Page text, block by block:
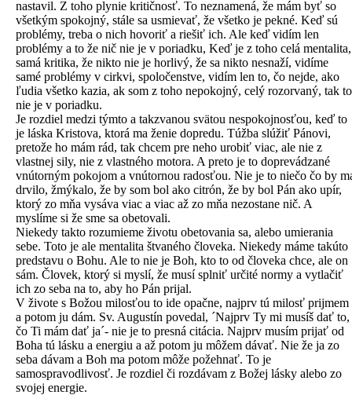
nastavil. Z toho plynie kritičnosť. To neznamená, že mám byť so
všetkým spokojný, stále sa usmievať, že všetko je pekné. Keď sú
problémy, treba o nich hovoriť a riešiť ich. Ale keď vidím len
problémy a to že nič nie je v poriadku, Keď je z toho celá mentalita,
samá kritika, že nikto nie je horlivý, že sa nikto nesnaží, vidíme
samé problémy v cirkvi, spoločenstve, vidím len to, čo nejde, ako
ľudia všetko kazia, ak som z toho nepokojný, celý rozorvaný, tak to
nie je v poriadku.
Je rozdiel medzi týmto a takzvanou svätou nespokojnosťou, keď to
je láska Kristova, ktorá ma ženie dopredu. Túžba slúžiť Pánovi,
pretože ho mám rád, tak chcem pre neho urobiť viac, ale nie z
vlastnej sily, nie z vlastného motora. A preto je to doprevádzané
vnútorným pokojom a vnútornou radosťou. Nie je to niečo čo by
drvilo, žmýkalo, že by som bol ako citrón, že by bol Pán ako upír,
ktorý zo mňa vysáva viac a viac až zo mňa nezostane nič. A
myslíme si že sme sa obetovali.
Niekedy takto rozumieme životu obetovania sa, alebo umierania
sebe. Toto je ale mentalita štvaného človeka. Niekedy máme takúto
predstavu o Bohu. Ale to nie je Boh, kto to od človeka chce, ale on
sám. Človek, ktorý si myslí, že musí splniť určité normy a vytlačiť
ich zo seba na to, aby ho Pán prijal.
V živote s Božou milosťou to ide opačne, najprv tú milosť prijmem
a potom ju dám. Sv. Augustín povedal, ´Najprv Ty mi musíš dať to,
čo Ti mám dať ja´- nie je to presná citácia. Najprv musím prijať od
Boha tú lásku a energiu a až potom ju môžem dávať. Nie že ja zo
seba dávam a Boh ma potom môže požehnať. To je
samospravodlivosť. Je rozdiel či rozdávam z Božej lásky alebo zo
svojej energie.